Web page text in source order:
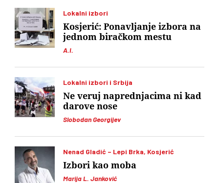
Lokalni izbori
A.I.
Kosjerić: Ponavljanje izbora na
jednom biračkom mestu
Lokalni izbori i Srbija
Slobodan Georgijev
Ne veruj naprednjacima ni kad
darove nose
Nenad Gladić – Lepi Brka, Kosjerić
Marija L. Janković
Izbori kao moba